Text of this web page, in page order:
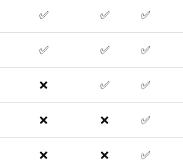
✅ ✅ ✅
✅ ✅ ✅
❌ ✅ ✅
❌ ❌ ✅
❌ ❌ ✅